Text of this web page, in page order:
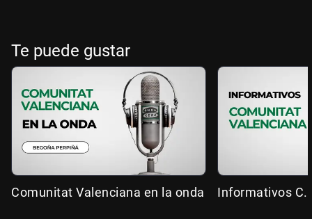
Te puede gustar
Comunitat Valenciana en la onda Informativos C.